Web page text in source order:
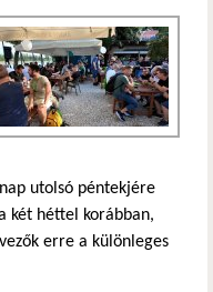
utolsó péntekjére
két héttel korábban,
erre a különleges